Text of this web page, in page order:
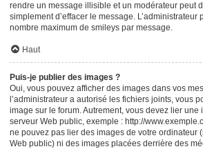
rendre un message illisible et un modérateur peut
simplement d’effacer le message. L’administrateur
nombre maximum de smileys par message.
Haut
Puis-je publier des images ?
Oui, vous pouvez afficher des images dans vos
l’administrateur a autorisé les fichiers joints, vous
image sur le forum. Autrement, vous devez lier une
serveur Web public, exemple : http://
ne pouvez pas lier des images de votre ordinateur
Web public) ni des images placées derrière des